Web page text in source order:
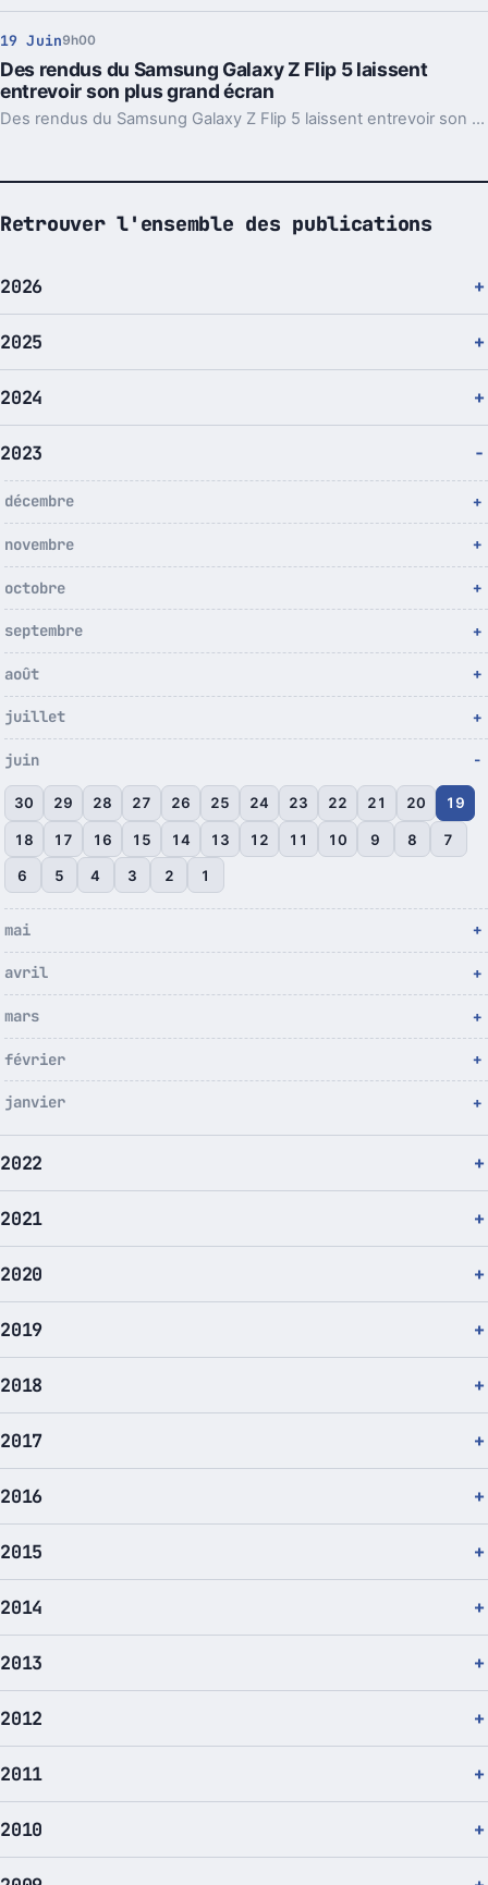
19 Juin9h00
Des rendus du Samsung Galaxy Z Flip 5 laissent
entrevoir son plus grand écran
Des rendus du Samsung Galaxy Z Flip 5 laissent entrevoir son plus grand écran. Une dalle plus importante qui pourrait avoir ses inconvénients.
Retrouver l'ensemble des publications
2026
2025
2024
2023
décembre
novembre
octobre
septembre
août
juillet
juin
30 29 28 27 26 25 24 23 22 21 20 19
18 17 16 15 14 13 12 11 10 9 8 7
6 5 4 3 2 1
mai
avril
mars
février
janvier
2022
2021
2020
2019
2018
2017
2016
2015
2014
2013
2012
2011
2010